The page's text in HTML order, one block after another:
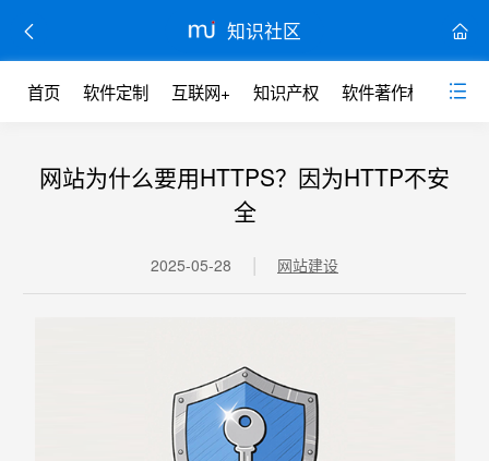
知识社区
首页 软件定制 互联网+ 知识产权 软件著作权 网站
网站为什么要用HTTPS？因为HTTP不安
全
2025-05-28 | 网站建设